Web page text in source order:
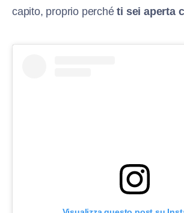
capito, proprio perchéti sei aperta